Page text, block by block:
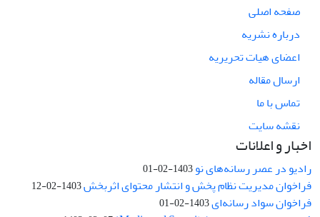
صفحه اصلی
درباره نشریه
اعضای هیات تحریریه
ارسال مقاله
تماس با ما
نقشه سایت
اخبار و اعلانات
رادیو در عصر رسانه‌های نو1403-02-01
فراخوان مدیریت نظام پخش و انتشار محتوای اثربخش1403-02-12
فراخوان سواد رسانه‌ای1403-02-01